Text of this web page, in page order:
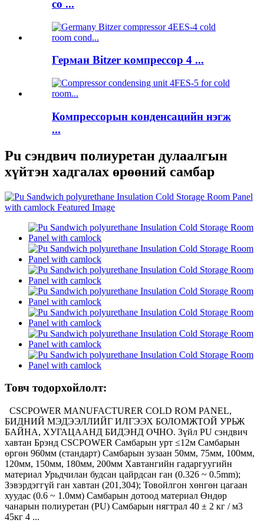
co ...
Герман Bitzer компрессор 4 ...
Компрессорын конденсацийн нэгж
...
Pu сэндвич полиуретан дулаалгын
хүйтэн хадгалах өрөөний самбар
Товч тодорхойлолт:
CSCPOWER MANUFACTURER COLD ROM PANEL,
БИДНИЙ МЭДЭЭЛЛИЙГ ИЛГЭЭХ БОЛОМЖТОЙ УРЬЖ
БАЙНА, ХУГАЦААНД БИДЭНД ОЧНО. Зүйл PU сэндвич
хавтан Брэнд CSCPOWER Самбарын урт ≤12м Самбарын
өргөн 960мм (стандарт) Самбарын зузаан 50мм, 75мм, 100мм,
120мм, 150мм, 180мм, 200мм Хавтангийн гадаргуугийн
материал Урьдчилан будсан цайрдсан ган (0.326 ~ 0.5mm);
Зэвэрдэггүй ган хавтан (201,304); Товойлгон хөнгөн цагаан
хуудас (0.6 ~ 1.0мм) Самбарын дотоод материал Өндөр
чанарын полиуретан (PU) Самбарын нягтрал 40 ± 2 кг / м3
45кг 4 ...